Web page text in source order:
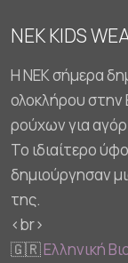
NEK KIDS
Η NEK σήμερα
ολοκλήρου στην
ρούχων για
Το ιδιαίτερο
δημιούργησαν
της.
<br>
🇬🇷Ελληνική